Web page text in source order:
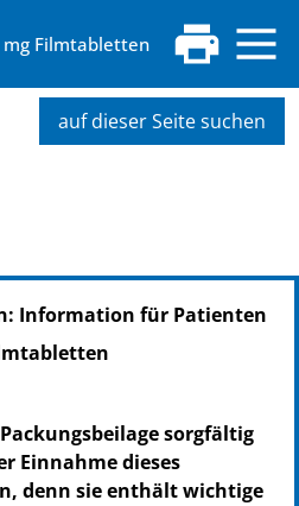
Filmtabletten
auf dieser Seite suchen
Information für Patienten
sorgfältig
Einnahme dieses
denn sie enthält wichtige